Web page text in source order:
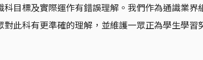
目標及實際運作有錯誤理解。我們作為通識業界
此科有更準確的理解，並維護一眾正為學生學習